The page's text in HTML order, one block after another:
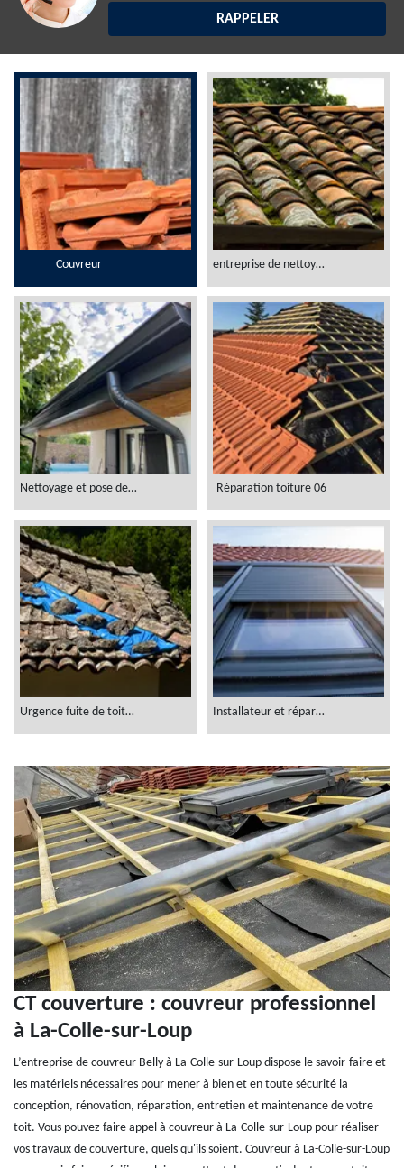
Couvreur entreprise de nettoyage et démoussage toiture 06
Nettoyage et pose de gouttière 06 Réparation toiture 06
Urgence fuite de toiture 06 Installateur et réparateur velux 06
CT couverture : couvreur professionnel
à La-Colle-sur-Loup
L’entreprise de couvreur Belly à La-Colle-sur-Loup dispose le savoir-faire et
les matériels nécessaires pour mener à bien et en toute sécurité la
conception, rénovation, réparation, entretien et maintenance de votre
toit. Vous pouvez faire appel à couvreur à La-Colle-sur-Loup pour réaliser
vos travaux de couverture, quels qu'ils soient. Couvreur à La-Colle-sur-Loup